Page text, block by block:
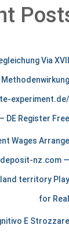
m
e
r
c
h
a
Via XVII
experiment.de/
DE Register Free
Wages Arrange
nz.com —
territory Play
for Real
E Strozzare